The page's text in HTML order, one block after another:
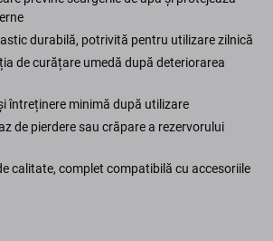
durabilă, potrivită pentru utilizare zilnică
de curățare umedă după deteriorarea
întreținere minimă după utilizare
de pierdere sau crăpare a rezervorului
calitate, complet compatibilă cu accesoriile